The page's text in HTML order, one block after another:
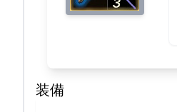
装備